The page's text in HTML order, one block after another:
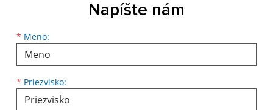
Napíšte nám
* Meno:
Meno
* Priezvisko:
Priezvisko
E-mailová adresa